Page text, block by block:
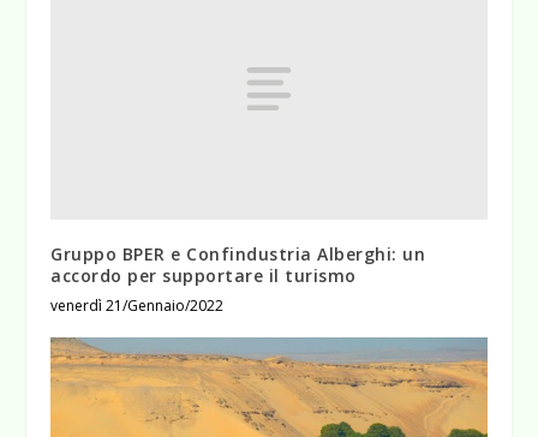
Gruppo BPER e Confindustria Alberghi: un
accordo per supportare il turismo
venerdì 21/Gennaio/2022